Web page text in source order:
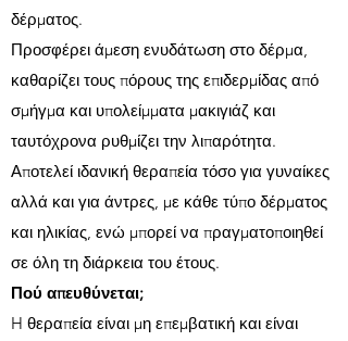
δέρματος.
Προσφέρει άμεση ενυδάτωση στο δέρμα,
καθαρίζει τους πόρους της επιδερμίδας από
σμήγμα και υπολείμματα μακιγιάζ και
ταυτόχρονα ρυθμίζει την λιπαρότητα.
Αποτελεί ιδανική θεραπεία τόσο για γυναίκες
αλλά και για άντρες, με κάθε τύπο δέρματος
και ηλικίας, ενώ μπορεί να πραγματοποιηθεί
σε όλη τη διάρκεια του έτους.
Πού απευθύνεται;
H θεραπεία είναι μη επεμβατική και είναι